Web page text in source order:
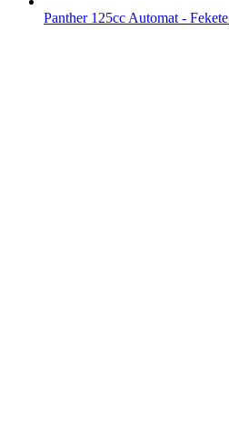
Panther 125cc Automat - Fekete